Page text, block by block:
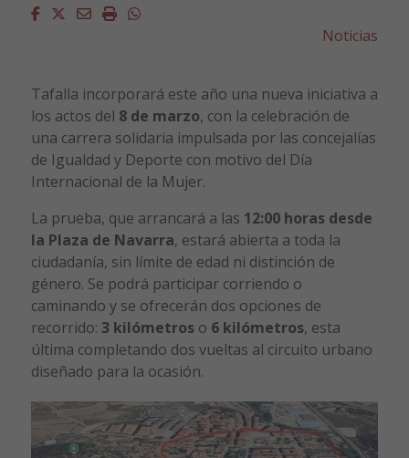
Facebook
Twitter
EmailImprimirWhatsapp
Noticias
Tafalla incorporará este año una nueva iniciativa a
los actos del 8 de marzo, con la celebración de
una carrera solidaria impulsada por las concejalías
de Igualdad y Deporte con motivo del Día
Internacional de la Mujer.
La prueba, que arrancará a las 12:00 horas desde
la Plaza de Navarra, estará abierta a toda la
ciudadanía, sin límite de edad ni distinción de
género. Se podrá participar corriendo o
caminando y se ofrecerán dos opciones de
recorrido: 3 kilómetroso 6 kilómetros, esta
última completando dos vueltas al circuito urbano
diseñado para la ocasión.